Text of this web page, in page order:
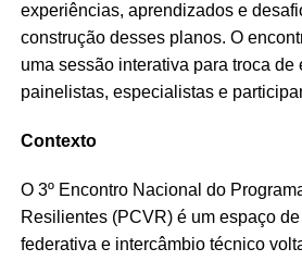
experiências, aprendizados e
construção desses planos. O
uma sessão interativa para troca de
painelistas, especialistas e
Contexto
O 3º Encontro Nacional do
Resilientes (PCVR) é um espaço
federativa e intercâmbio técnico